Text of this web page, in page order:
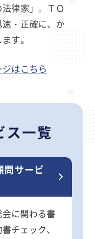
律家」。ＴＯ
・正確に、か
す。
はこちら
ス一覧
問サービ
に関わる書
チェック、